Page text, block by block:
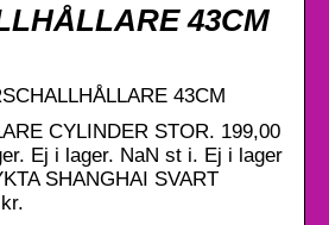
43CM
43CM
CYLINDER STOR. 199,00
Ej i lager. NaN st i. Ej i lager
SHANGHAI SVART